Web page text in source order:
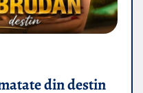
din destin